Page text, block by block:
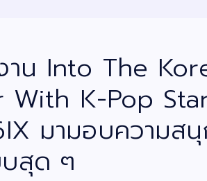
าน Into The
With K-Pop
มามอบความสนุ
สุด ๆ